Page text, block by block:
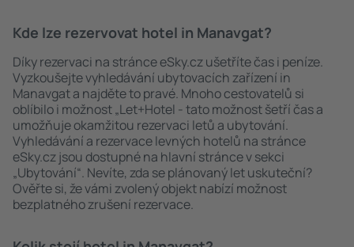
Kde lze rezervovat hotel in Manavgat?
Díky rezervaci na stránce eSky.cz ušetříte čas i peníze.
Vyzkoušejte vyhledávání ubytovacích zařízení in
Manavgat a najděte to pravé. Mnoho cestovatelů si
oblíbilo i možnost „Let+Hotel - tato možnost šetří čas a
umožňuje okamžitou rezervaci letů a ubytování.
Vyhledávání a rezervace levných hotelů na stránce
eSky.cz jsou dostupné na hlavní stránce v sekci
„Ubytování“. Nevíte, zda se plánovaný let uskuteční?
Ověřte si, že vámi zvolený objekt nabízí možnost
bezplatného zrušení rezervace.